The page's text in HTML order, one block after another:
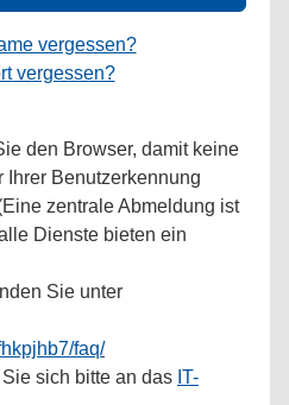
vergessen?
vergessen?
den Browser, damit keine
Ihrer Benutzerkennung
zentrale Abmeldung ist
Dienste bieten ein
Sie unter
faq/
sich bitte an das IT-